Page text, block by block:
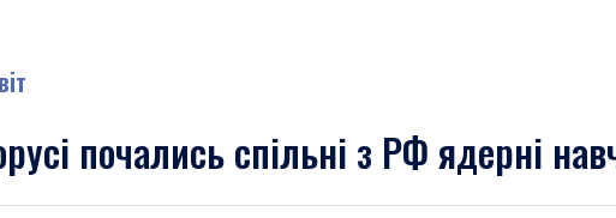
почались спільні з РФ ядерні